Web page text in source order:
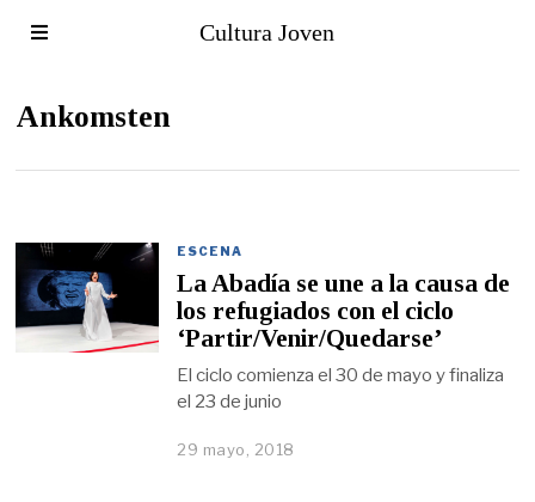
Cultura Joven
Ankomsten
ESCENA
La Abadía se une a la causa de
los refugiados con el ciclo
‘Partir/Venir/Quedarse’
El ciclo comienza el 30 de mayo y finaliza
el 23 de junio
29 mayo, 2018